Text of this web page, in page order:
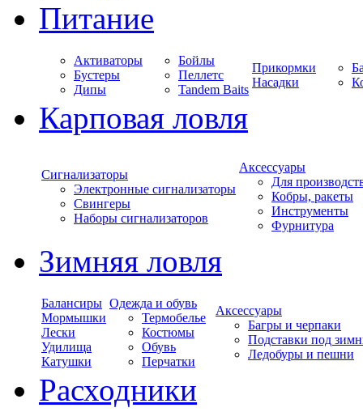
Питание
Активаторы
Бустеры
Дипы
Бойлы
Пеллетс
Tandem Baits
Прикормки
Насадки
Карповая ловля
Сигнализаторы
Электронные сигнализаторы
Свингеры
Наборы сигнализаторов
Аксессуары
Для
Кобры, ракеты
Инструменты
Фурнитура
Зимняя ловля
Балансиры
Мормышки
Лески
Удилища
Катушки
Одежда и обувь
Термобелье
Костюмы
Обувь
Перчатки
Аксессуары
Багры и черпаки
Подставки под
Ледобуры и пешни
Расходники